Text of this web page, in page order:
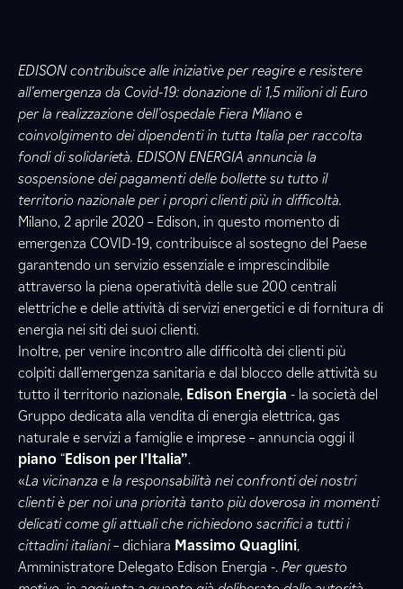
EDISON contribuisce alle iniziative per reagire e resistere
all’emergenza da Covid-19: donazione di 1,5 milioni di Euro
per la realizzazione dell’ospedale Fiera Milano e
coinvolgimento dei dipendenti in tutta Italia per raccolta
fondi di solidarietà. EDISON ENERGIA annuncia la
sospensione dei pagamenti delle bollette su tutto il
territorio nazionale per i propri clienti più in difficoltà.
Milano, 2 aprile 2020 – Edison, in questo momento di
emergenza COVID-19, contribuisce al sostegno del Paese
garantendo un servizio essenziale e imprescindibile
attraverso la piena operatività delle sue 200 centrali
elettriche e delle attività di servizi energetici e di fornitura di
energia nei siti dei suoi clienti.
Inoltre, per venire incontro alle difficoltà dei clienti più
colpiti dall’emergenza sanitaria e dal blocco delle attività su
tutto il territorio nazionale, Edison Energia - la società del
Gruppo dedicata alla vendita di energia elettrica, gas
naturale e servizi a famiglie e imprese – annuncia oggi il
piano “Edison per l’Italia”.
«La vicinanza e la responsabilità nei confronti dei nostri
clienti è per noi una priorità tanto più doverosa in momenti
delicati come gli attuali che richiedono sacrifici a tutti i
cittadini italiani– dichiara Massimo Quaglini,
Amministratore Delegato Edison Energia -. Per questo